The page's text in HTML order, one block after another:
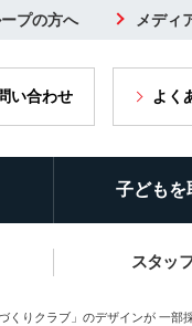
プの方へ メディ
い合わせ よく
子どもを
スタッ
くりクラブ」のデザインが 一部